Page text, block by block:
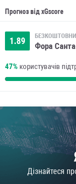
Прогноз від xGscore
1.89 Фора
47% користувачів
Дізнайтеся